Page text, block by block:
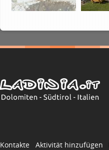
Kontakte Aktivität hinzufügen